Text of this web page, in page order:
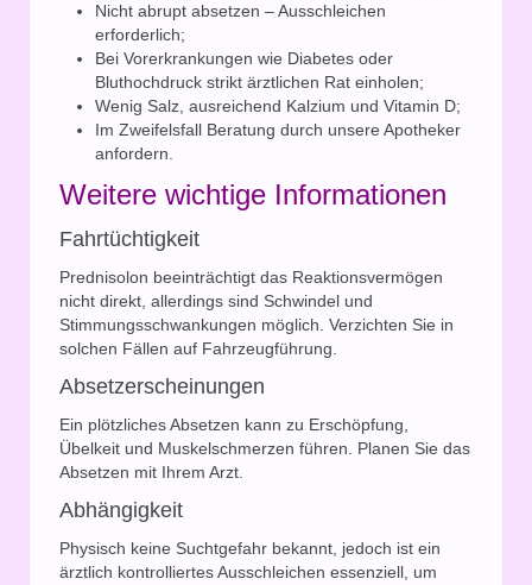
Nicht abrupt absetzen – Ausschleichen
erforderlich;
Bei Vorerkrankungen wie Diabetes oder
Bluthochdruck strikt ärztlichen Rat einholen;
Wenig Salz, ausreichend Kalzium und Vitamin D;
Im Zweifelsfall Beratung durch unsere Apotheker
anfordern.
Weitere wichtige Informationen
Fahrtüchtigkeit
Prednisolon beeinträchtigt das Reaktionsvermögen
nicht direkt, allerdings sind Schwindel und
Stimmungsschwankungen möglich. Verzichten Sie in
solchen Fällen auf Fahrzeugführung.
Absetzerscheinungen
Ein plötzliches Absetzen kann zu Erschöpfung,
Übelkeit und Muskelschmerzen führen. Planen Sie das
Absetzen mit Ihrem Arzt.
Abhängigkeit
Physisch keine Suchtgefahr bekannt, jedoch ist ein
ärztlich kontrolliertes Ausschleichen essenziell, um